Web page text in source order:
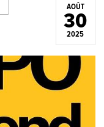
AOÛT
30
2025